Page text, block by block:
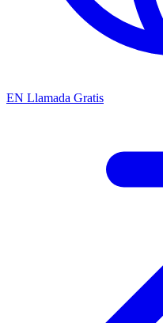
EN Llamada Gratis